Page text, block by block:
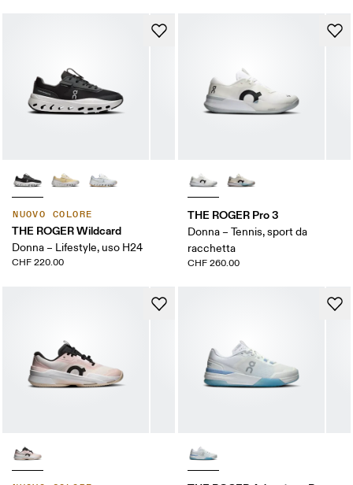
NUOVO COLORE
THE ROGER Wildcard
Donna – Lifestyle, uso H24
CHF 220.00
THE ROGER Pro 3
Donna – Tennis, sport da
racchetta
CHF 260.00